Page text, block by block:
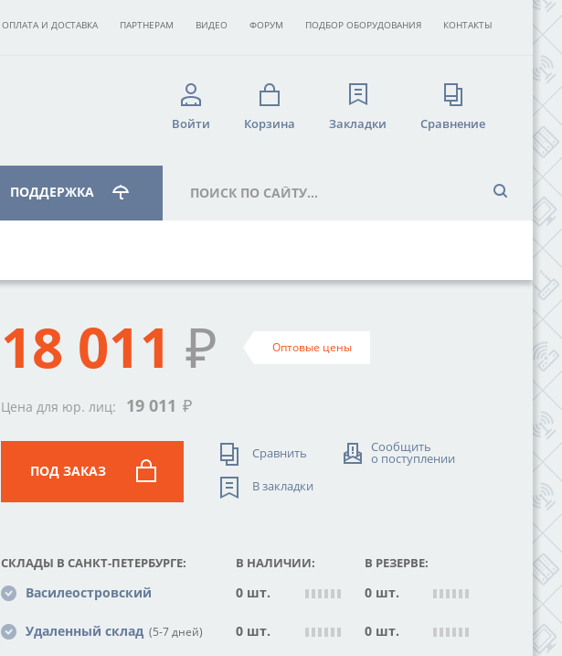
ОПЛАТА И ДОСТАВКА ПАРТНЕРАМ ВИДЕО ФОРУМ ПОДБОР ОБОРУДОВАНИЯ КОНТАКТЫ
Войти Корзина Закладки Сравнение
ПОДДЕРЖКА
18 011 ₽ Оптовые цены
Цена для юр. лиц: 19 011 ₽
ПОД ЗАКАЗ
Сравнить
В закладки
Сообщить
о поступлении
СКЛАДЫ В САНКТ-ПЕТЕРБУРГЕ: В НАЛИЧИИ: В РЕЗЕРВЕ:
Василеостровский 0 шт. 0 шт.
Удаленный склад (5-7 дней) 0 шт. 0 шт.